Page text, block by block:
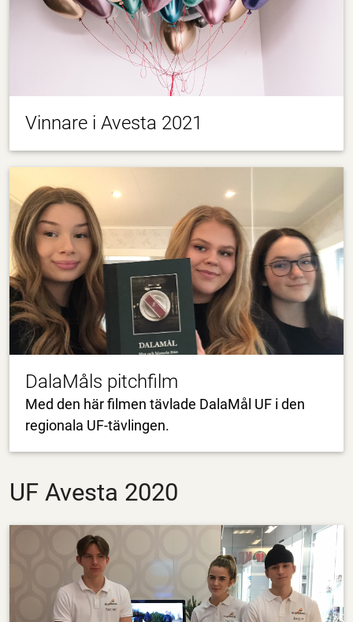
Vinnare i Avesta 2021
DalaMåls pitchfilm
Med den här filmen tävlade DalaMål UF i den
regionala UF-tävlingen.
UF Avesta 2020